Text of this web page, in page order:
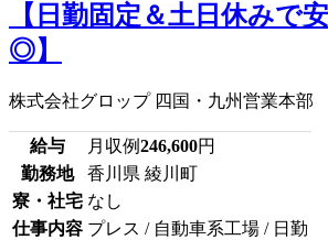
【日勤固定＆土日休みで
◎】
株式会社グロップ 四国・九州営業本部
給与 月収例246,600円
勤務地
香川県 綾川町
寮・社宅 なし
仕事内容 プレス / 自動車系工場 / 日勤